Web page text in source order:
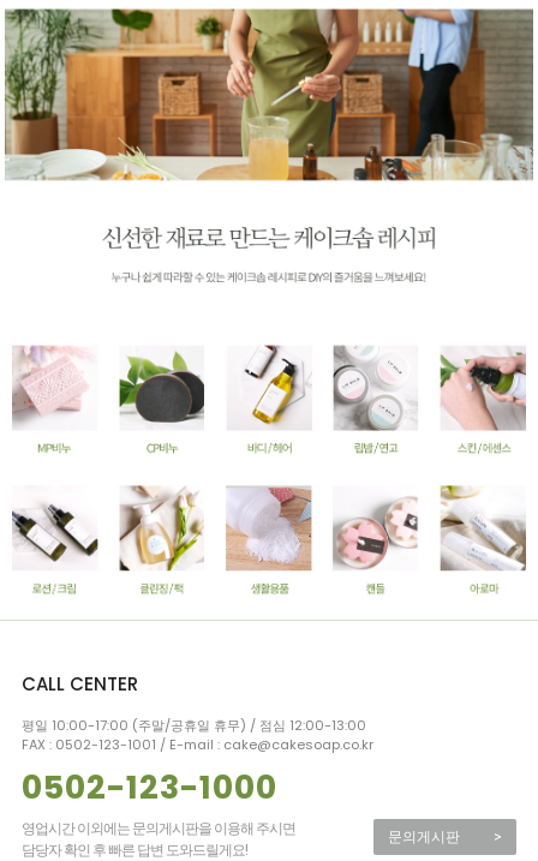
CALL CENTER
평일 10:00-17:00 (주말/공휴일 휴무) / 점심 12:00-13:00
FAX : 0502-123-1001 / E-mail : cake@cakesoap.co.kr
0502-123-1000
영업시간 이외에는 문의게시판을 이용해 주시면
담당자 확인 후 빠른 답변 도와드릴게요!
문의게시판 >